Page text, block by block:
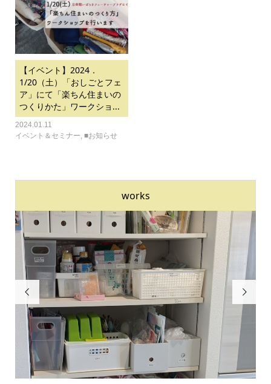
【イベント】2024．
1/20（土）「おしごとフェ
ア」にて「楽ちん住まいの
つくりかた」ワークショ...
2024.01.11
イベント＆セミナー, ■お知らせ
works
 